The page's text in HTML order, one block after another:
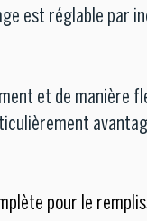
est réglable par
et de manière
pour le